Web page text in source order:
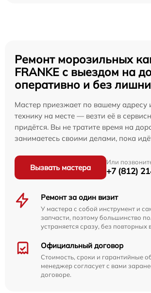
Ремонт морозильных
FRANKE с выездом на
оперативно и без
Мастер приезжает по вашему адресу
технику на месте — везти её в
придётся. Вы не тратите время на
занимаетесь своими делами, пока
Вызвать мастера
Или
+7 (812)
Ремонт за один визит
У мастера с собой инструмент и
запчасти, поэтому большинство
устраняется сразу, без повторных
Официальный договор
Стоимость, сроки и гарантийные
менеджер согласует с вами
договоре.